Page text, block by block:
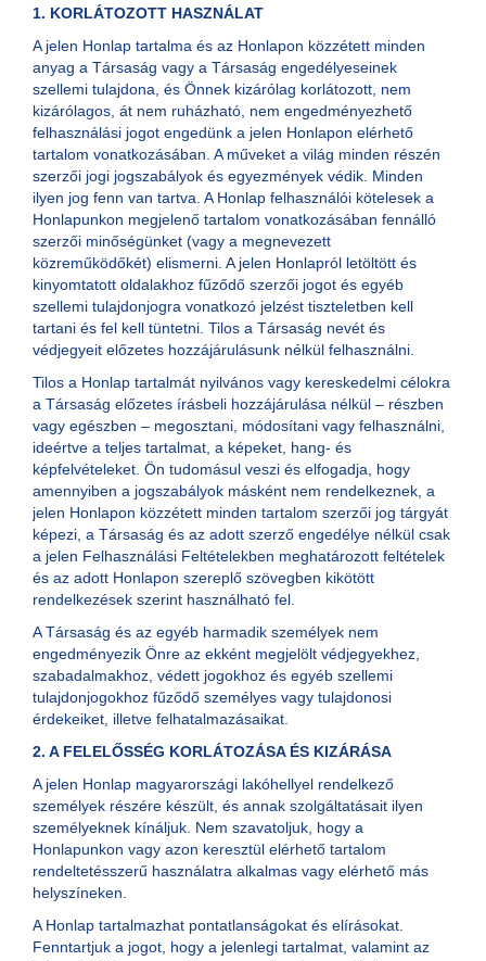
1. KORLÁTOZOTT HASZNÁLAT
A jelen Honlap tartalma és az Honlapon közzétett minden
anyag a Társaság vagy a Társaság engedélyeseinek
szellemi tulajdona, és Önnek kizárólag korlátozott, nem
kizárólagos, át nem ruházható, nem engedményezhető
felhasználási jogot engedünk a jelen Honlapon elérhető
tartalom vonatkozásában. A műveket a világ minden részén
szerzői jogi jogszabályok és egyezmények védik. Minden
ilyen jog fenn van tartva. A Honlap felhasználói kötelesek a
Honlapunkon megjelenő tartalom vonatkozásában fennálló
szerzői minőségünket (vagy a megnevezett
közreműködőkét) elismerni. A jelen Honlapról letöltött és
kinyomtatott oldalakhoz fűződő szerzői jogot és egyéb
szellemi tulajdonjogra vonatkozó jelzést tiszteletben kell
tartani és fel kell tüntetni. Tilos a Társaság nevét és
védjegyeit előzetes hozzájárulásunk nélkül felhasználni.
Tilos a Honlap tartalmát nyilvános vagy kereskedelmi célokra
a Társaság előzetes írásbeli hozzájárulása nélkül – részben
vagy egészben – megosztani, módosítani vagy felhasználni,
ideértve a teljes tartalmat, a képeket, hang- és
képfelvételeket. Ön tudomásul veszi és elfogadja, hogy
amennyiben a jogszabályok másként nem rendelkeznek, a
jelen Honlapon közzétett minden tartalom szerzői jog tárgyát
képezi, a Társaság és az adott szerző engedélye nélkül csak
a jelen Felhasználási Feltételekben meghatározott feltételek
és az adott Honlapon szereplő szövegben kikötött
rendelkezések szerint használható fel.
A Társaság és az egyéb harmadik személyek nem
engedményezik Önre az ekként megjelölt védjegyekhez,
szabadalmakhoz, védett jogokhoz és egyéb szellemi
tulajdonjogokhoz fűződő személyes vagy tulajdonosi
érdekeiket, illetve felhatalmazásaikat.
2. A FELELŐSSÉG KORLÁTOZÁSA ÉS KIZÁRÁSA
A jelen Honlap magyarországi lakóhellyel rendelkező
személyek részére készült, és annak szolgáltatásait ilyen
személyeknek kínáljuk. Nem szavatoljuk, hogy a
Honlapunkon vagy azon keresztül elérhető tartalom
rendeltetésszerű használatra alkalmas vagy elérhető más
helyszíneken.
A Honlap tartalmazhat pontatlanságokat és elírásokat.
Fenntartjuk a jogot, hogy a jelenlegi tartalmat, valamint az